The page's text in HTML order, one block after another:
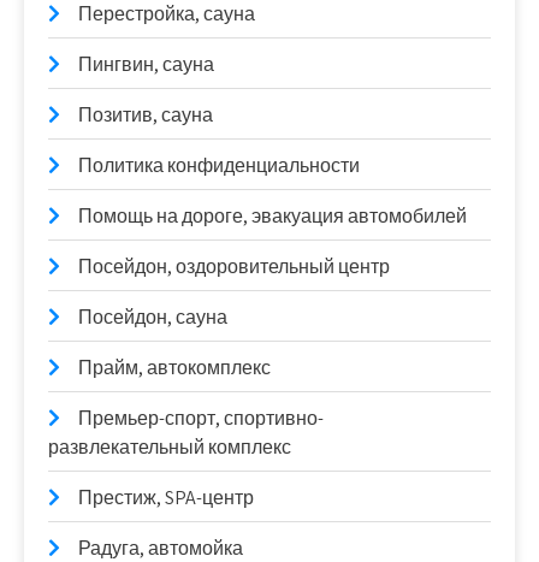
Перестройка, сауна
Пингвин, сауна
Позитив, сауна
Политика конфиденциальности
Помощь на дороге, эвакуация автомобилей
Посейдон, оздоровительный центр
Посейдон, сауна
Прайм, автокомплекс
Премьер-спорт, спортивно-
развлекательный комплекс
Престиж, SPA-центр
Радуга, автомойка